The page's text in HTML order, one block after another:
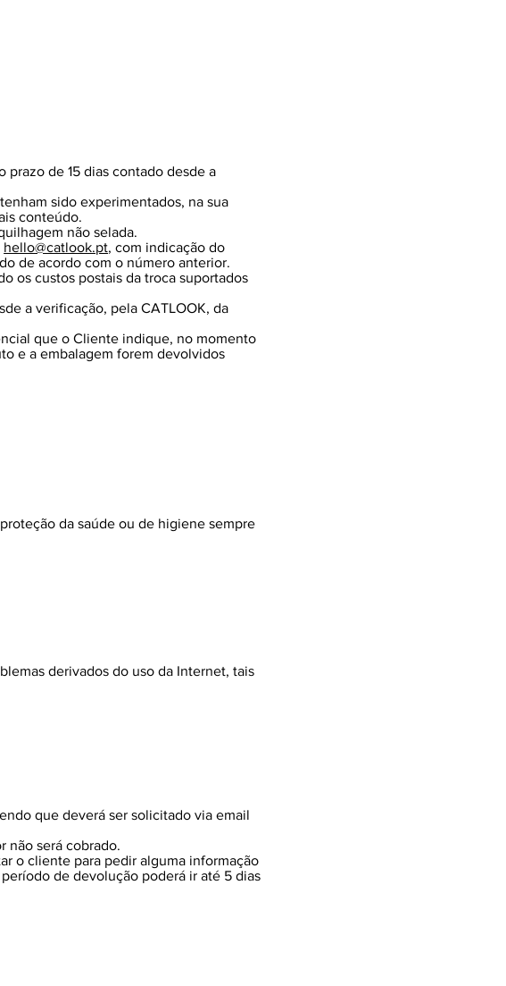
prazo de 15 dias contado desde a
sido experimentados, na sua
conteúdo.
não selada.
hello@catlook.pt, com indicação do
de acordo com o número anterior.
os custos postais da troca suportados
a verificação, pela CATLOOK, da
que o Cliente indique, no momento
e a embalagem forem devolvidos
da saúde ou de higiene sempre
derivados do uso da Internet, tais
que deverá ser solicitado via email
não será cobrado.
o cliente para pedir alguma informação
de devolução poderá ir até 5 dias